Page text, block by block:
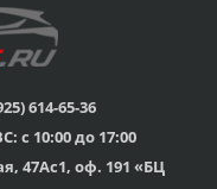
Профессиональная
консультация
мы знаем о Mazda CX-
Оперативная доставка
614-65-36
с 10:00 до 17:00
47Ас1, оф. 191 «БЦ